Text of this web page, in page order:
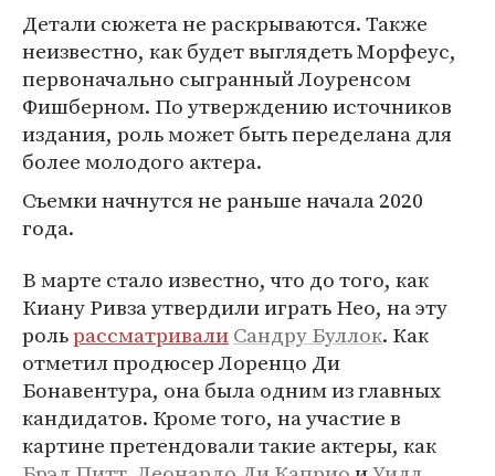
Детали сюжета не раскрываются. Также
неизвестно, как будет выглядеть Морфеус,
первоначально сыгранный Лоуренсом
Фишберном. По утверждению источников
издания, роль может быть переделана для
более молодого актера.
Съемки начнутся не раньше начала 2020
года.
В марте стало известно, что до того, как
Киану Ривза утвердили играть Нео, на эту
рольрассматривалиСандру Буллок. Как
отметил продюсер Лоренцо Ди
Бонавентура, она была одним из главных
кандидатов. Кроме того, на участие в
картине претендовали такие актеры, как